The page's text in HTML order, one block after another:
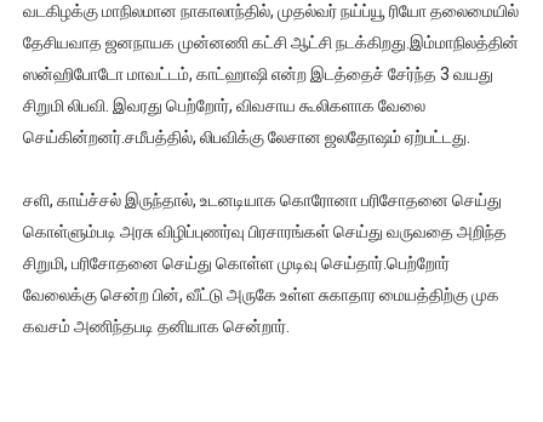
வடகிழக்கு மாநிலமான நாகாலாந்தில், முதல்வர் நய்ப்யூ ரியோ தலைமையில்
தேசியவாத ஜனநாயக முன்னணி கட்சி ஆட்சி நடக்கிறது.இம்மாநிலத்தின்
ஸன்ஹிபோடோ மாவட்டம், காட்ஹாஷி என்ற இடத்தைச் சேர்ந்த 3 வயது
சிறுமி லிபவி. இவரது பெற்றோர், விவசாய கூலிகளாக வேலை
செய்கின்றனர்.சமீபத்தில், லிபவிக்கு லேசான ஜலதோஷம் ஏற்பட்டது.
சளி, காய்ச்சல் இருந்தால், உடனடியாக கொரோனா பரிசோதனை செய்து
கொள்ளும்படி அரசு விழிப்புணர்வு பிரசாரங்கள் செய்து வருவதை அறிந்த
சிறுமி, பரிசோதனை செய்து கொள்ள முடிவு செய்தார்.பெற்றோர்
வேலைக்கு சென்ற பின், வீட்டு அருகே உள்ள சுகாதார மையத்திற்கு முக
கவசம் அணிந்தபடி தனியாக சென்றார்.